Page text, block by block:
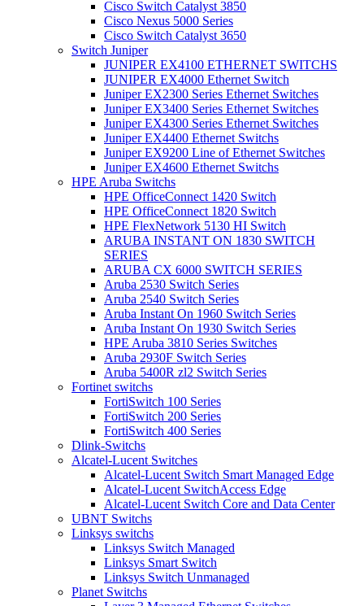
Cisco Switch Catalyst 3850
Cisco Nexus 5000 Series
Cisco Switch Catalyst 3650
Switch Juniper
JUNIPER EX4100 ETHERNET SWITCHS
JUNIPER EX4000 Ethernet Switch
Juniper EX2300 Series Ethernet Switches
Juniper EX3400 Series Ethernet Switches
Juniper EX4300 Series Ethernet Switches
Juniper EX4400 Ethernet Switchs
Juniper EX9200 Line of Ethernet Switches
Juniper EX4600 Ethernet Switchs
HPE Aruba Switchs
HPE OfficeConnect 1420 Switch
HPE OfficeConnect 1820 Switch
HPE FlexNetwork 5130 HI Switch
ARUBA INSTANT ON 1830 SWITCH
SERIES
ARUBA CX 6000 SWITCH SERIES
Aruba 2530 Switch Series
Aruba 2540 Switch Series
Aruba Instant On 1960 Switch Series
Aruba Instant On 1930 Switch Series
HPE Aruba 3810 Series Switches
Aruba 2930F Switch Series
Aruba 5400R zl2 Switch Series
Fortinet switchs
FortiSwitch 100 Series
FortiSwitch 200 Series
FortiSwitch 400 Series
Dlink-Switchs
Alcatel-Lucent Switches
Alcatel-Lucent Switch Smart Managed Edge
Alcatel-Lucent SwitchAccess Edge
Alcatel-Lucent Switch Core and Data Center
UBNT Switchs
Linksys switchs
Linksys Switch Managed
Linksys Smart Switch
Linksys Switch Unmanaged
Planet Switchs